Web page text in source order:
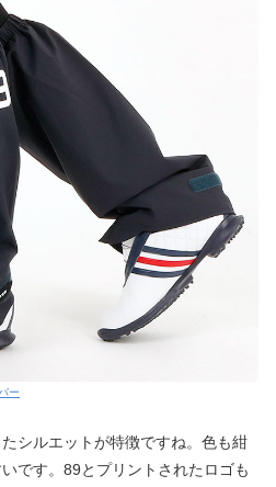
ー
シルエットが特徴ですね。色も紺
です。89とプリントされたロゴも